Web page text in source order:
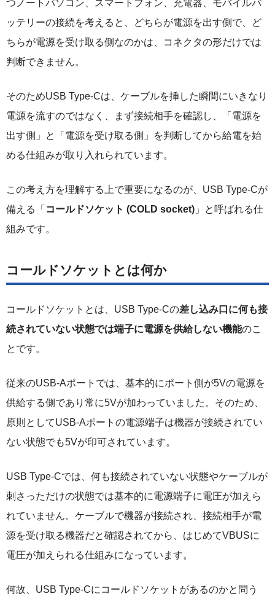
つノートパソコン、スマートフォン、充電器、モバイルバ
ッテリーの接続を考えると、どちらが電源を出す側で、ど
ちらが電源を受け取る側なのかは、コネクタの形だけでは
判断できません。
そのためUSB Type-Cは、ケーブルを挿した瞬間にいきなり
電源を流すのではなく、まず接続相手を確認し、「電源を
出す側」と「電源を受け取る側」を判断してから給電を始
める仕組みが取り入れられています。
この考え方を理解する上で重要になるのが、USB Type-Cが
備える「 コールドソケット (COLD socket) 」と呼ばれる仕
組みです。
コールドソケットとは何か
コールドソケットとは、USB Type-Cの差し込み口に何も接
続されていない状態では端子に電源を供給しない機能のこ
とです。
従来のUSB-Aポートでは、基本的にポート側が5Vの電源を
供給する側であり常に5Vが加わっていました。そのため、
原則としてUSB-Aポートの電源端子は機器が接続されてい
ない状態でも5Vが印可されています。
USB Type-Cでは、何も接続されていない状態やケーブルが
刺さっただけの状態では基本的に電源端子に電圧が加えら
れていません。ケーブルで機器が接続され、接続相手が電
源を受け取る機器だと確認されてから、はじめてVBUSに
電圧が加えられる仕組みになっています。
何故、USB Type-Cにコールドソケットがあるのかと問う